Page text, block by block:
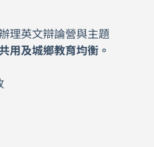
理英文辯論營與主題
用及城鄉教育均衡。